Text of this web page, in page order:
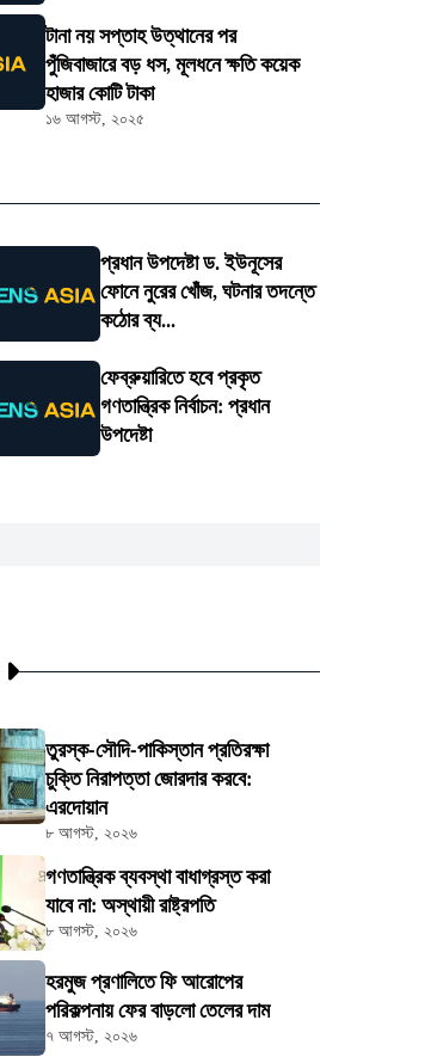
টানা নয় সপ্তাহ উত্থানের পর
পুঁজিবাজারে বড় ধস, মূলধনে ক্ষতি কয়েক
হাজার কোটি টাকা
১৬ আগস্ট, ২০২৫
প্রধান উপদেষ্টা ড. ইউনূসের
ফোনে নুরের খোঁজ, ঘটনার তদন্তে
কঠোর ব্য...
ফেব্রুয়ারিতে হবে প্রকৃত
গণতান্ত্রিক নির্বাচন: প্রধান
উপদেষ্টা
তুরস্ক-সৌদি-পাকিস্তান প্রতিরক্ষা
চুক্তি নিরাপত্তা জোরদার করবে:
এরদোয়ান
৮ আগস্ট, ২০২৬
গণতান্ত্রিক ব্যবস্থা বাধাগ্রস্ত করা
যাবে না: অস্থায়ী রাষ্ট্রপতি
৮ আগস্ট, ২০২৬
হরমুজ প্রণালিতে ফি আরোপের
পরিকল্পনায় ফের বাড়লো তেলের দাম
৭ আগস্ট, ২০২৬